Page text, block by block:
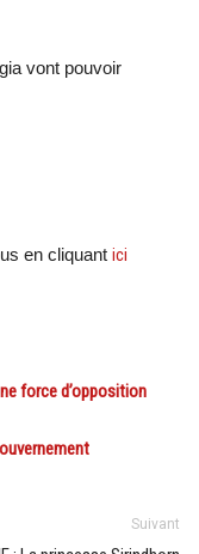
vont pouvoir
en cliquant ici
force d’opposition
Suivant